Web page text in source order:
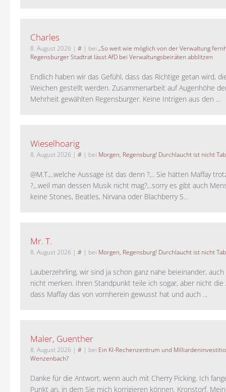
Charles
8. August 2026 | # | bei „So weit wie möglich von der Verwaltung
Regensburger Stadtrat lässt AfD bei Verwaltungsbeiräten abblitzen
Endlich haben wir das Gefühl, dass das Richtige getan wird,
Weichen gestellt werden. Zusammenarbeit auf Augenhöhe
Mehrheit gewählten Regensburger. Keine Intrigen aus den ...
Wieselhoarig
8. August 2026 | # | bei Morgen, Regensburg! Durchlaucht ist nicht
@M.T.,..welche Aussage ist das denn ?,.. Sie hätten Maffay
?,..weil man dessen Musik nicht mag?,..sorry es gibt auch
keine Stones, Beatles, Nirvana oder Blachberry S...
Mr. T.
8. August 2026 | # | bei Morgen, Regensburg! Durchlaucht ist nicht
Lauberzehrling, wir sind ja schon ganz nahe beieinander,
nicht merken. Ihren Standpunkt teile ich sogar, aber nicht die
dass Maffay das von vornherein gewusst hat und auch ...
Maler, Guenther
8. August 2026 | # | bei Ein KI-Rechenzentrum und
Wenzenbach?
Danke für die Antwort, wenn auch mit Cherry Picking. Ich
Punkt an, in dem Sie mich korrigieren können. Kronstorf.